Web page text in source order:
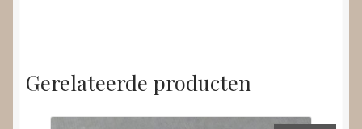
Gerelateerde producten